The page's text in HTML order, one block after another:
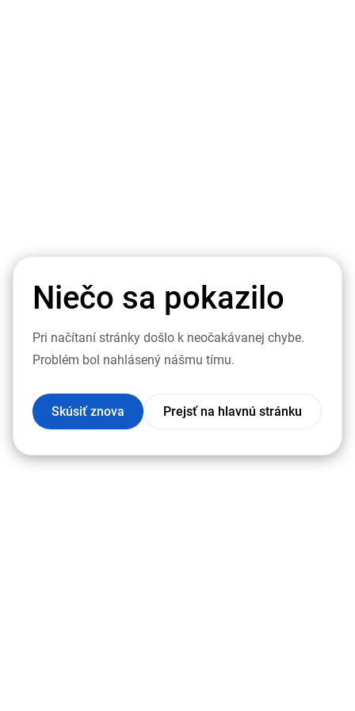
Niečo sa pokazilo
Pri načítaní stránky došlo k neočakávanej chybe.
Problém bol nahlásený nášmu tímu.
Skúsiť znova Prejsť na hlavnú stránku